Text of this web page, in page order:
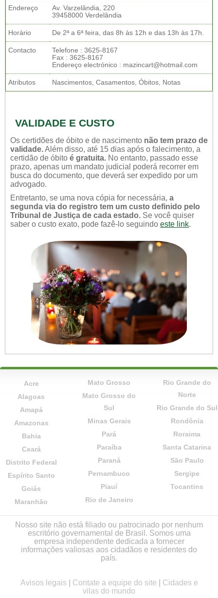
Endereço
Av. Varzelândia, 220
39458000 Verdelândia
Horário De 2ª a 6ª feira, das 8h às 12h e das 13h às 17h.
Contacto
Telefone : 3625-8167
Fax : 3625-8167
Endereço electrónico : mazincart@hotmail.com
Atributos Nascimentos, Casamentos, Óbitos, Notas
VALIDADE E CUSTO
Os certidões de óbito e de nascimento não tem prazo de
validade.Além disso, até 15 dias após o falecimento, a
certidão de óbito é gratuita. No entanto, passado esse
prazo, apenas um mandato judicial poderá recorrer em
busca do documento, que deverá ser expedido por um
advogado.
Entretanto, se uma nova cópia for necessária, a
segunda via do registro tem um custo definido pelo
Tribunal de Justiça de cada estado. Se você quiser
saber o custo exato, pode fazê-lo seguindo este link.
Acre
Alagoas
Amapá
Amazonas
Bahia
Ceará
Distrito Federal
Espírito Santo
Goiás
Maranhão
Mato Grosso
Mato Grosso do
Sul
Minas Gerais
Pará
Paraíba
Paraná
Pernambuco
Piauí
Rio de Janeiro
Rio Grande do
Norte
Rio Grande do Sul
Rondônia
Roraima
Santa Catarina
São Paulo
Sergipe
Tocantins
Nosso site não está filiado ou patrocinado por nenhum
escritório governamental de Brasil. Somos uma
empresa independente dedicada a fornecer
informações valiosas aos cidadãos e residentes do
país.
Avisos legais Contate a equipe do site
Cidades e
vilas do mundo